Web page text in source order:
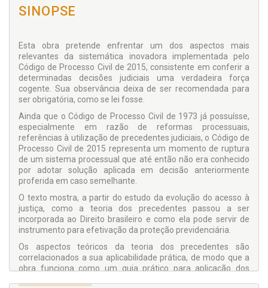
SINOPSE
Esta obra pretende enfrentar um dos aspectos mais
relevantes da sistemática inovadora implementada pelo
Código de Processo Civil de 2015, consistente em conferir a
determinadas decisões judiciais uma verdadeira força
cogente. Sua observância deixa de ser recomendada para
ser obrigatória, como se lei fosse.
Ainda que o Código de Processo Civil de 1973 já possuísse,
especialmente em razão de reformas processuais,
referências à utilização de precedentes judiciais, o Código de
Processo Civil de 2015 representa um momento de ruptura
de um sistema processual que até então não era conhecido
por adotar solução aplicada em decisão anteriormente
proferida em caso semelhante.
O texto mostra, a partir do estudo da evolução do acesso à
justiça, como a teoria dos precedentes passou a ser
incorporada ao Direito brasileiro e como ela pode servir de
instrumento para efetivação da proteção previdenciária.
Os aspectos teóricos da teoria dos precedentes são
correlacionados a sua aplicabilidade prática, de modo que a
obra funciona como um guia prático para aplicação dos